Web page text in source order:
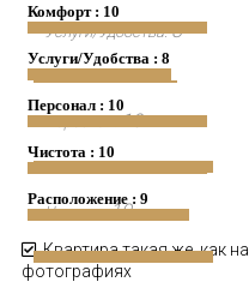
Услуги/Удобства:8
Персонал:10
Чистота:10
Комфорт : 10
Услуги/Удобства : 8
Персонал : 10
Чистота : 10
Расположение : 9
Квартира такая же, как на
фотографиях